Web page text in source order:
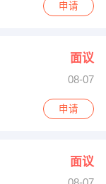
申请
面议
08-07
申请
面议